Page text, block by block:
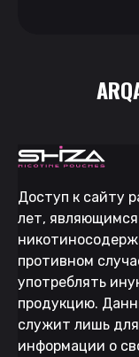
Доступ к сайту
лет,
противном
употреблять
продукцию.
служит лишь
информации о